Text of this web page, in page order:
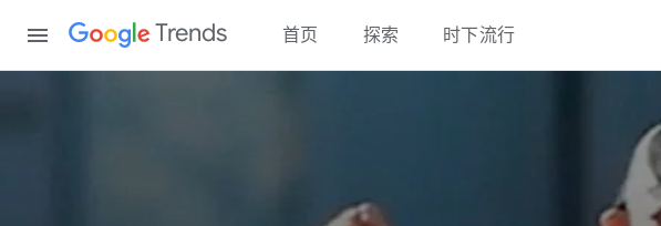
Trends 首页 探索 时下流行